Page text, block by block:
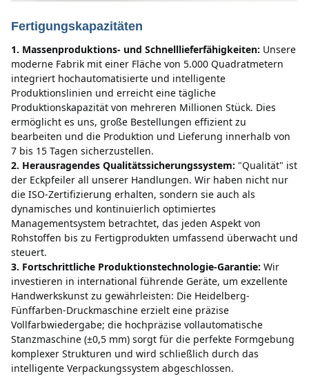
Fertigungskapazitäten
1. Massenproduktions- und Schnelllieferfähigkeiten: Unsere
moderne Fabrik mit einer Fläche von 5.000 Quadratmetern
integriert hochautomatisierte und intelligente
Produktionslinien und erreicht eine tägliche
Produktionskapazität von mehreren Millionen Stück. Dies
ermöglicht es uns, große Bestellungen effizient zu
bearbeiten und die Produktion und Lieferung innerhalb von
7 bis 15 Tagen sicherzustellen.
2. Herausragendes Qualitätssicherungssystem: "Qualität" ist
der Eckpfeiler all unserer Handlungen. Wir haben nicht nur
die ISO-Zertifizierung erhalten, sondern sie auch als
dynamisches und kontinuierlich optimiertes
Managementsystem betrachtet, das jeden Aspekt von
Rohstoffen bis zu Fertigprodukten umfassend überwacht und
steuert.
3. Fortschrittliche Produktionstechnologie-Garantie: Wir
investieren in international führende Geräte, um exzellente
Handwerkskunst zu gewährleisten: Die Heidelberg-
Fünffarben-Druckmaschine erzielt eine präzise
Vollfarbwiedergabe; die hochpräzise vollautomatische
Stanzmaschine (±0,5 mm) sorgt für die perfekte Formgebung
komplexer Strukturen und wird schließlich durch das
intelligente Verpackungssystem abgeschlossen.